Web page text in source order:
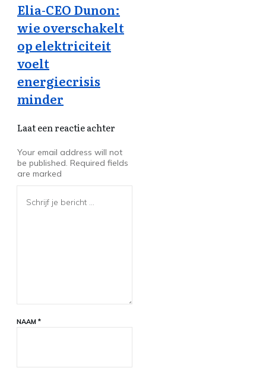
Elia-CEO Dunon:
wie overschakelt
op elektriciteit
voelt
energiecrisis
minder
Laat een reactie achter
Your email address will not
be published. Required fields
are marked
NAAM *